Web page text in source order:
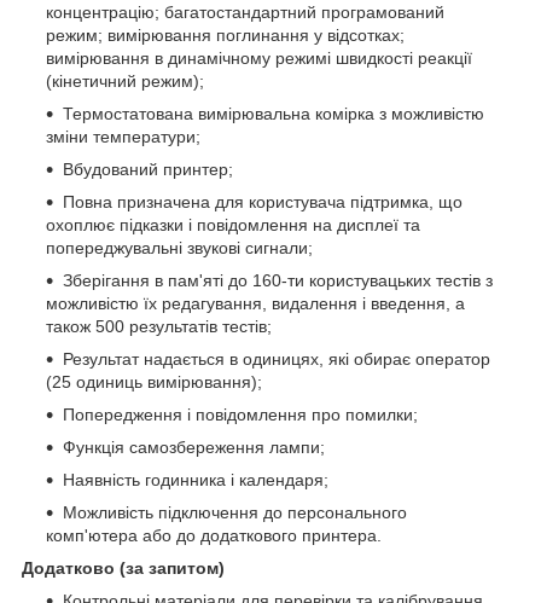
концентрацію; багатостандартний програмований
режим; вимірювання поглинання у відсотках;
вимірювання в динамічному режимі швидкості реакції
(кінетичний режим);
Термостатована вимірювальна комірка з можливістю
зміни температури;
Вбудований принтер;
Повна призначена для користувача підтримка, що
охоплює підказки і повідомлення на дисплеї та
попереджувальні звукові сигнали;
Зберігання в пам'яті до 160-ти користувацьких тестів з
можливістю їх редагування, видалення і введення, а
також 500 результатів тестів;
Результат надається в одиницях, які обирає оператор
(25 одиниць вимірювання);
Попередження і повідомлення про помилки;
Функція самозбереження лампи;
Наявність годинника і календаря;
Можливість підключення до персонального
комп'ютера або до додаткового принтера.
Додатково (за запитом)